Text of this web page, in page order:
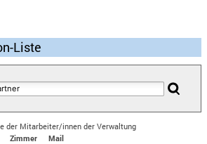
Liste
der Mitarbeiter/innen der Verwaltung
Zimmer
Mail